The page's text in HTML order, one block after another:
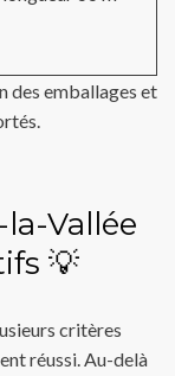
des emballages et
Vallée
💡
critères
réussi. Au-delà